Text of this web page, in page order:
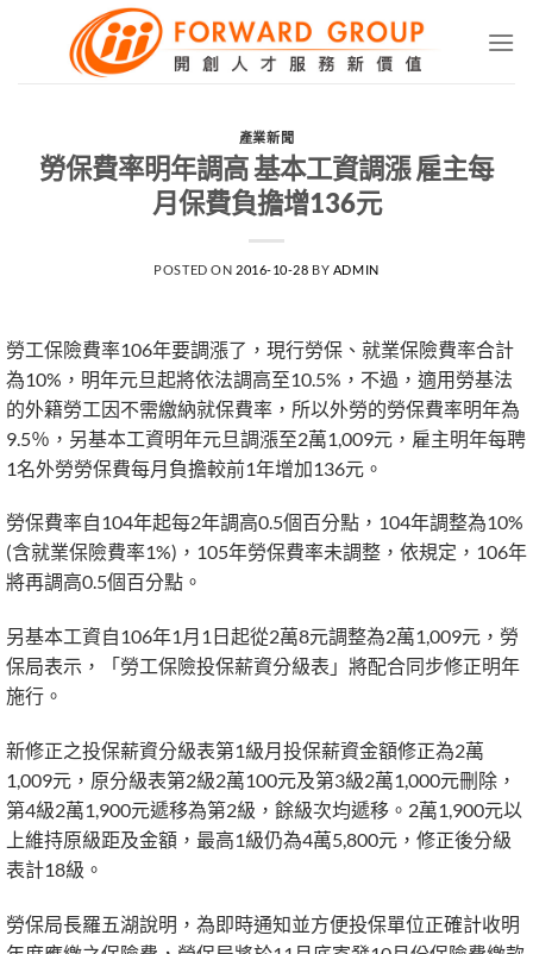
產業新聞
勞保費率明年調高 基本工資調漲 雇主每
月保費負擔增136元
POSTED ON 2016-10-28 BY ADMIN
勞工保險費率106年要調漲了，現行勞保、就業保險費率合計
為10%，明年元旦起將依法調高至10.5%，不過，適用勞基法
的外籍勞工因不需繳納就保費率，所以外勞的勞保費率明年為
9.5％，另基本工資明年元旦調漲至2萬1,009元，雇主明年每聘
1名外勞勞保費每月負擔較前1年增加136元。
勞保費率自104年起每2年調高0.5個百分點，104年調整為10%
(含就業保險費率1%)，105年勞保費率未調整，依規定，106年
將再調高0.5個百分點。
另基本工資自106年1月1日起從2萬8元調整為2萬1,009元，勞
保局表示，「勞工保險投保薪資分級表」將配合同步修正明年
施行。
新修正之投保薪資分級表第1級月投保薪資金額修正為2萬
1,009元，原分級表第2級2萬100元及第3級2萬1,000元刪除，
第4級2萬1,900元遞移為第2級，餘級次均遞移。2萬1,900元以
上維持原級距及金額，最高1級仍為4萬5,800元，修正後分級
表計18級。
勞保局長羅五湖說明，為即時通知並方便投保單位正確計收明